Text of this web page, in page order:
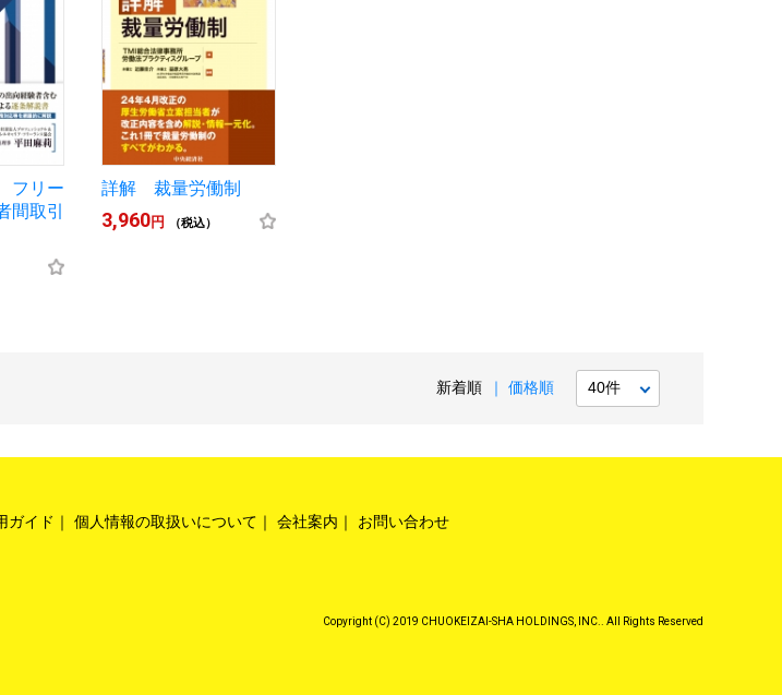
フリー
間取引
詳解 裁量労働制
3,960円 （税込）
新着順 価格順
ガイド 個人情報の取扱いについて 会社案内 お問い合わせ
Copyright (C) 2019 CHUOKEIZAI-SHA HOLDINGS, INC.. All Rights Reserved